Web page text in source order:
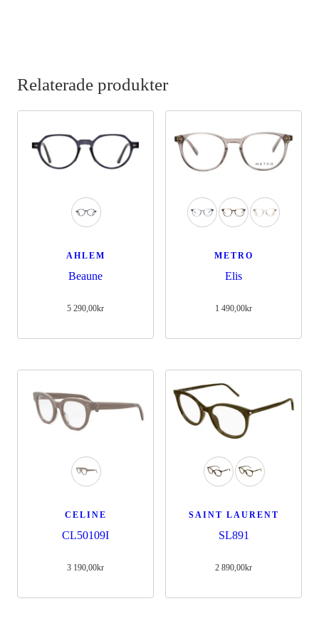
Relaterade produkter
AHLEM
Beaune
5 290,00kr
METRO
Elis
1 490,00kr
CELINE
CL50109I
3 190,00kr
SAINT LAURENT
SL891
2 890,00kr